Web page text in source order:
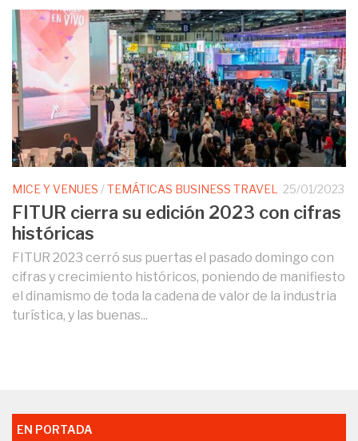
MICE Y VENUES /TEMÁTICAS BUSINESS TRAVEL 25/01/2023
FITUR cierra su edición 2023 con cifras
históricas
FITUR 2023 cerró sus puertas el pasado domingo con
cifras y crecimiento históricos, poniendo de manifiesto
el dinamismo de toda la cadena de valor de la industria
turística, y las buenas...
EN PORTADA